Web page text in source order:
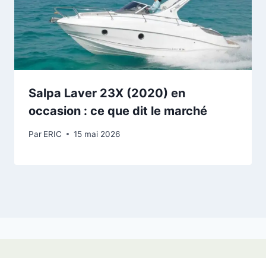
Salpa Laver 23X (2020) en
occasion : ce que dit le marché
Par ERIC 15 mai 2026